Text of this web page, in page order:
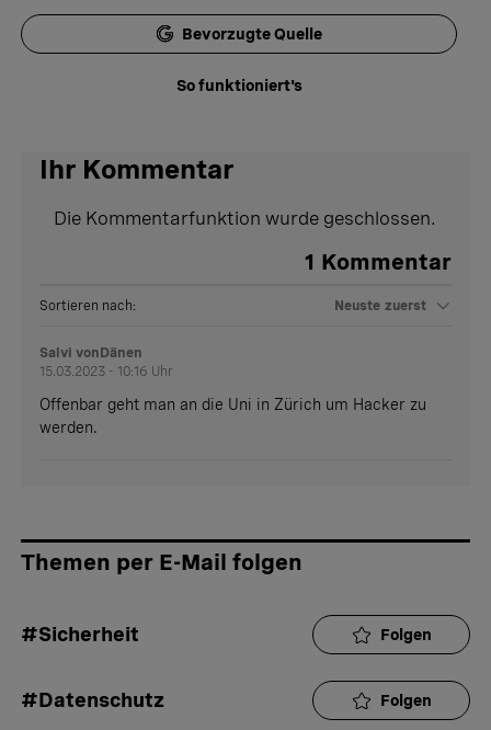
Bevorzugte Quelle
So funktioniert's
Ihr Kommentar
Die Kommentarfunktion wurde geschlossen.
1 Kommentar
Sortieren nach: Neuste zuerst
Salvi vonDänen
15.03.2023 - 10:16 Uhr
Offenbar geht man an die Uni in Zürich um Hacker zu
werden.
Themen per E-Mail folgen
#Sicherheit Folgen
#Datenschutz Folgen